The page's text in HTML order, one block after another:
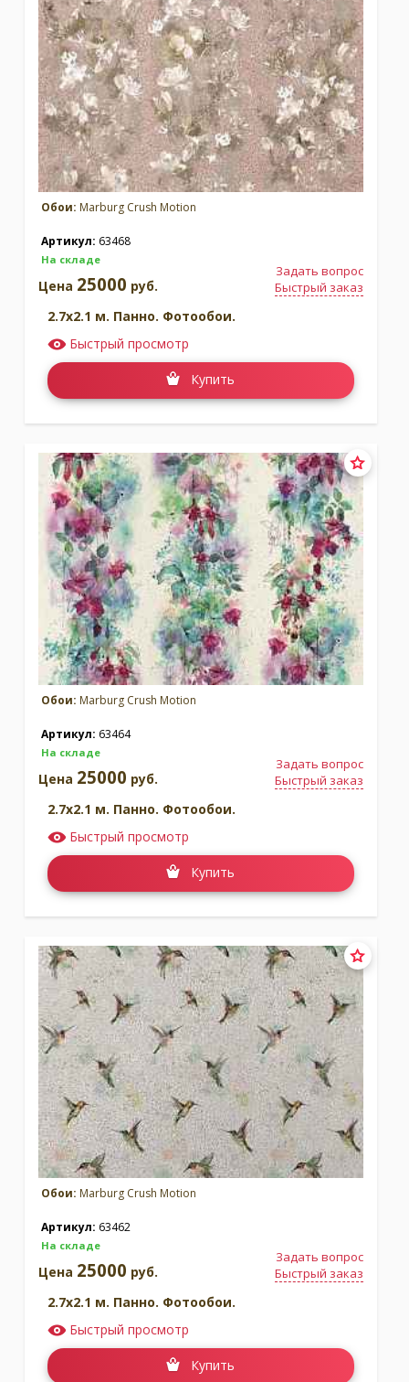
Обои: Marburg Crush Motion
Артикул: 63468
На складе
Задать вопрос
Быстрый заказ
Цена 25000 руб.
2.7x2.1 м. Панно. Фотообои.
Быстрый просмотр
Купить
Обои: Marburg Crush Motion
Артикул: 63464
На складе
Задать вопрос
Быстрый заказ
Цена 25000 руб.
2.7x2.1 м. Панно. Фотообои.
Быстрый просмотр
Купить
Обои: Marburg Crush Motion
Артикул: 63462
На складе
Задать вопрос
Быстрый заказ
Цена 25000 руб.
2.7x2.1 м. Панно. Фотообои.
Быстрый просмотр
Купить